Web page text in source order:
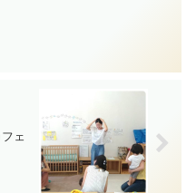
ェ